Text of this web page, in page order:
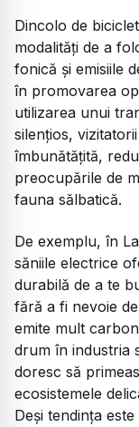
Dincolo de
modalități de a
fonică și emisiile
în promovarea
utilizarea unui
silențios,
îmbunătățită,
preocupările de
fauna sălbatică.
De exemplu, în
săniile electrice
durabilă de a te
fără a fi nevoie
emite mult
drum în industria
doresc să
ecosistemele
Deși tendința